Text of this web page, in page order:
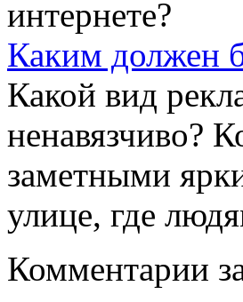
Каким должен
Какой вид
ненавязчиво?
заметными
улице, где
Комментарии